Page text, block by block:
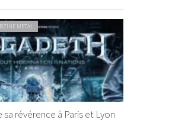
METAL
révérence à Paris et Lyon